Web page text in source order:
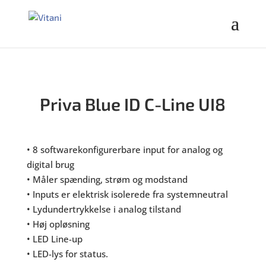
Priva Blue ID C-Line UI8
• 8 softwarekonfigurerbare input for analog og
digital brug
• Måler spænding, strøm og modstand
• Inputs er elektrisk isolerede fra systemneutral
• Lydundertrykkelse i analog tilstand
• Høj opløsning
• LED Line-up
• LED-lys for status.